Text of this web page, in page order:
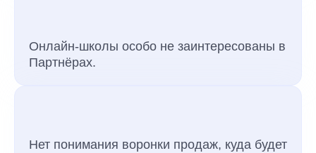
Онлайн-школы особо не заинтересованы в
Партнёрах.
Нет понимания воронки продаж, куда будет